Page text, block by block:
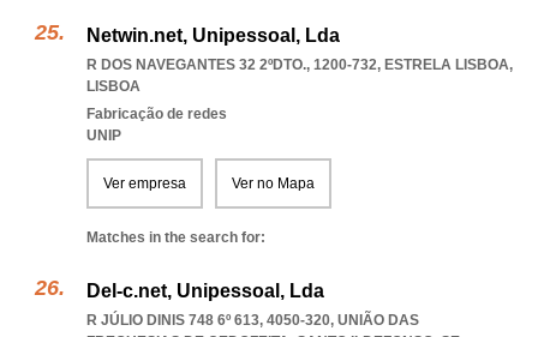
Netwin.net, Unipessoal, Lda
R DOS NAVEGANTES 32 2ºDTO., 1200-732, ESTRELA LISBOA,
LISBOA
Fabricação de redes
UNIP
Ver empresa Ver no Mapa
Matches in the search for:
Del-c.net, Unipessoal, Lda
R JÚLIO DINIS 748 6º 613, 4050-320, UNIÃO DAS